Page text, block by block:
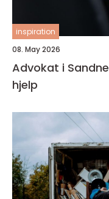
inspiration
08. May 2026
Advokat i
hjelp